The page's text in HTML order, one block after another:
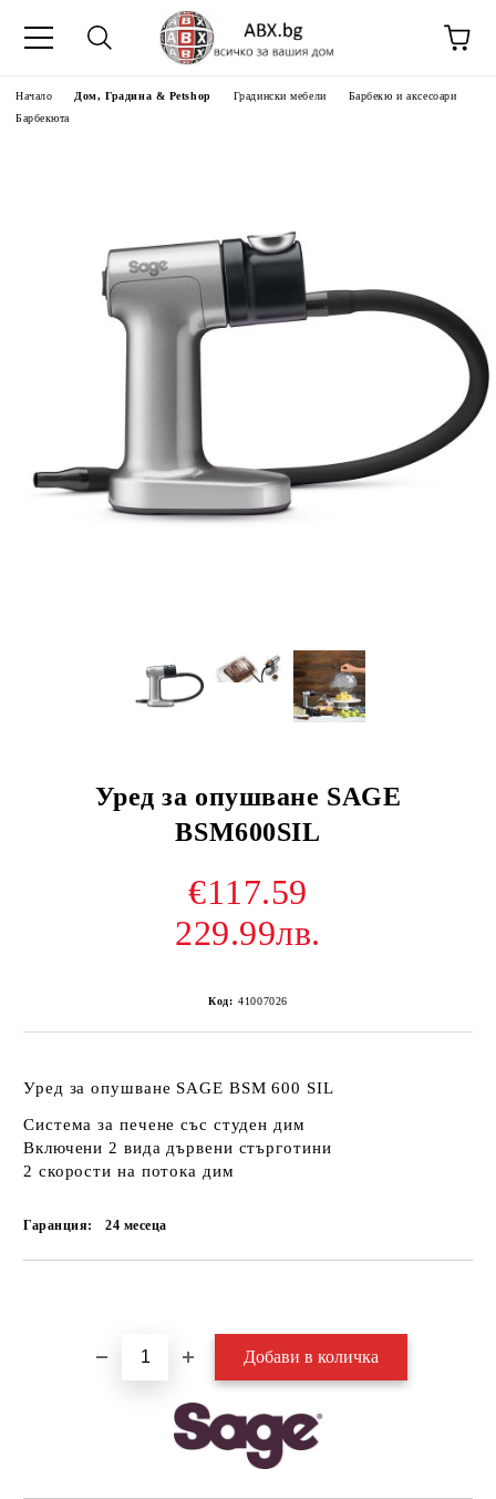
Начало Дом, Градина & Petshop Градински мебели
Барбекю и аксесоари
Барбекюта
Уред за опушване SAGE
BSM600SIL
€117.59
229.99лв.
Код: 41007026
Уред за опушване SAGE BSM 600 SIL
Система за печене със студен дим
Включени 2 вида дървени стърготини
2 скорости на потока дим
Гаранция: 24 месеца